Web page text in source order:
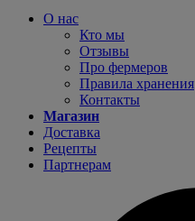
О нас
Кто мы
Отзывы
Про фермеров
Правила хранения
Контакты
Магазин
Доставка
Рецепты
Партнерам